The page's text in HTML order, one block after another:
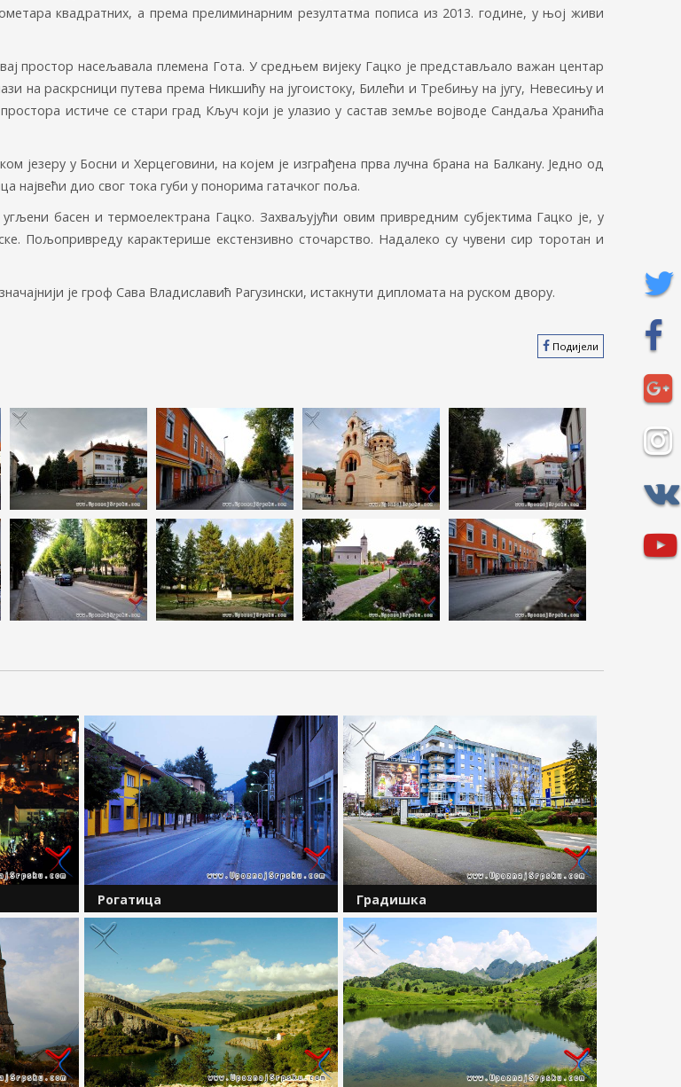
квадратних, а према прелиминарним резултатма пописа из 2013. године, у њој живи
простор насељавала племена Гота. У средњем вијеку Гацко је представљало важан центар
на раскрсници путева према Никшићу на југоистоку, Билећи и Требињу на југу, Невесињу и
истиче се стари град Кључ који је улазио у састав земље војводе Сандаља Хранића
језеру у Босни и Херцеговини, на којем је изграђена прва лучна брана на Балкану. Једно од
највећи дио свог тока губи у понорима гатачког поља.
басен и термоелектрана Гацко. Захваљујући овим привредним субјектима Гацко је, у
Пољопривреду карактерише екстензивно сточарство. Надалеко су чувени сир торотан и
је гроф Сава Владиславић Рагузински, истакнути дипломата на руском двору.
Подијели
додиру
Фоча. На
Центар
Рогатица
На путу који води од Пала и Сокоца
према Вишеграду, у котлини дуж
десне и лијеве обале ријеке
Ракитнице, налази се општина
Рогатица. Овај простор омеђен је
планинским вијенцима Романије,...
Градишка
У сјеверозападном дијелу Републике
Српске, на површини од 762
километра квадратна, обухватајући
низијски дио Лијевче поља и побрђе
сјеверног дијела Поткозарја, те мање
планинске дијелове...